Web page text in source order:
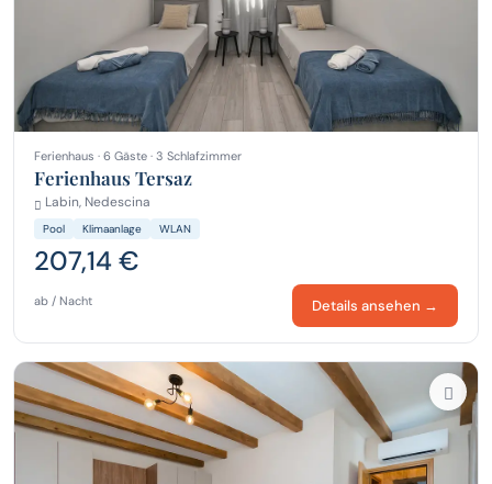
Ferienhaus · 6 Gäste · 3 Schlafzimmer
Ferienhaus Tersaz
Labin, Nedescina
Pool Klimaanlage WLAN
207,14 €
ab / Nacht Details ansehen →